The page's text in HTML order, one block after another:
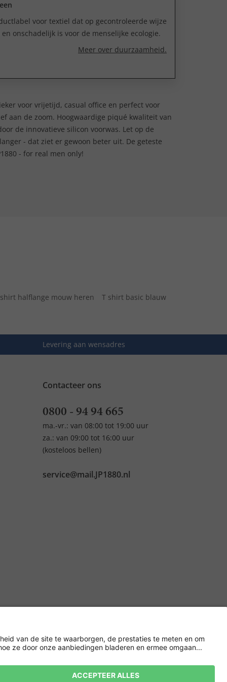
voor textiel dat op gecontroleerde wijze
onschadelijk is voor de menselijke ecologie.
Meer over duurzaamheid.
voor vrijetijd, casual office en perfect voor
aan de zoom. Hoogwaardige piqué kwaliteit van
de innovatieve silicon voorwas. Let op de
- dat ziet er gewoon beter uit. De geteste
- for real men only!
halflange mouw heren
T shirt basic blauw
Levering aan wensadres
Contacteer ons
0800 - 94 94 665
ma.-vr.: van 08:00 tot 19:00 uur
za.: van 09:00 tot 16:00 uur
(kosteloos bellen)
service@mail.JP1880.nl